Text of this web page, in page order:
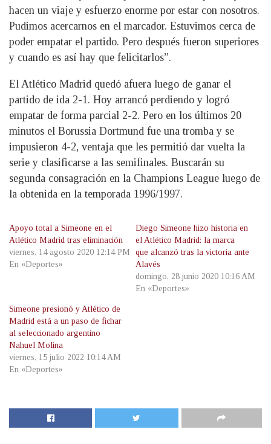
hacen un viaje y esfuerzo enorme por estar con nosotros.
Pudimos acercarnos en el marcador. Estuvimos cerca de
poder empatar el partido. Pero después fueron superiores
y cuando es así hay que felicitarlos”.
El Atlético Madrid quedó afuera luego de ganar el
partido de ida 2-1. Hoy arrancó perdiendo y logró
empatar de forma parcial 2-2. Pero en los últimos 20
minutos el Borussia Dortmund fue una tromba y se
impusieron 4-2, ventaja que les permitió dar vuelta la
serie y clasificarse a las semifinales. Buscarán su
segunda consagración en la Champions League luego de
la obtenida en la temporada 1996/1997.
Apoyo total a Simeone en el
Atlético Madrid tras eliminación
viernes, 14 agosto 2020 12:14 PM
En «Deportes»
Diego Simeone hizo historia en
el Atlético Madrid: la marca
que alcanzó tras la victoria ante
Alavés
domingo, 28 junio 2020 10:16 AM
En «Deportes»
Simeone presionó y Atlético de
Madrid está a un paso de fichar
al seleccionado argentino
Nahuel Molina
viernes, 15 julio 2022 10:14 AM
En «Deportes»